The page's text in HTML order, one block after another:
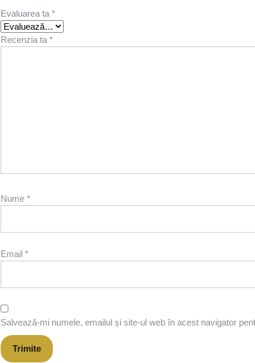
Evaluarea ta *
Recenzia ta *
Nume *
Email *
Salvează-mi numele, emailul și site-ul web în acest navigator